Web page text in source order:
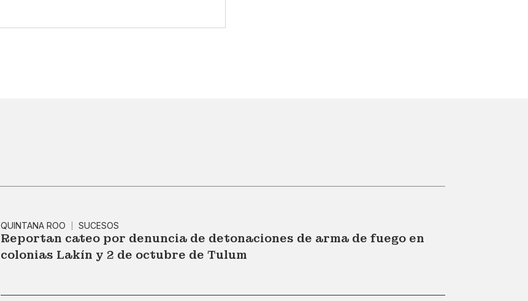
QUINTANA ROO SUCESOS
Reportan cateo por denuncia de detonaciones de arma de fuego en
colonias Lakín y 2 de octubre de Tulum